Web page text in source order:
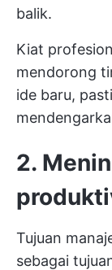
balik.
Kiat
mendorong
ide baru,
2.
Tujuan
sebagai